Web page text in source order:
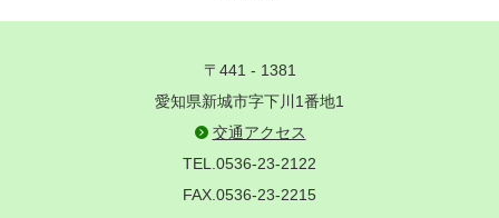
〒441 - 1381
愛知県新城市字下川1番地1
交通アクセス
TEL.0536-23-2122
FAX.0536-23-2215